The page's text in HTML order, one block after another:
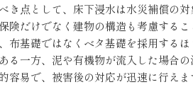
き点として、床下浸水は水災補償の
険だけでなく建物の構造も考慮する
布基礎ではなくベタ基礎を採用する
る一方、泥や有機物が流入した場合
容易で、被害後の対応が迅速に行えま